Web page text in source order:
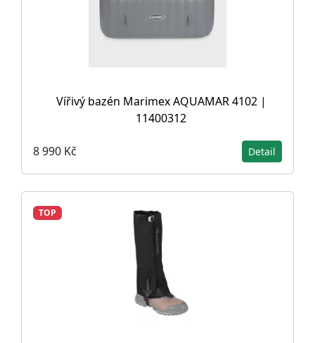
Vířivý bazén Marimex AQUAMAR 4102 |
11400312
8 990 Kč Detail
TOP